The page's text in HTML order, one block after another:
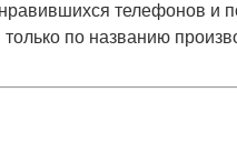
телефонов и
по названию